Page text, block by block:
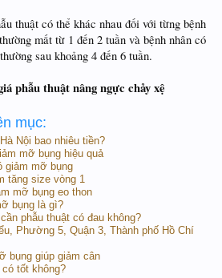
thuật có thể khác nhau đối với từng bệnh
mất từ 1 đến 2 tuần và bệnh nhân có
sau khoảng 4 đến 6 tuần.
phẫu thuật nâng ngực chảy xệ
mục:
Nội bao nhiêu tiền?
mỡ bụng hiệu quả
giảm mỡ bụng
tăng size vòng 1
mỡ bụng eo thon
bụng là gì?
phẫu thuật có đau không?
Phường 5, Quận 3, Thành phố Hồ Chí
bụng giúp giảm cân
tốt không?